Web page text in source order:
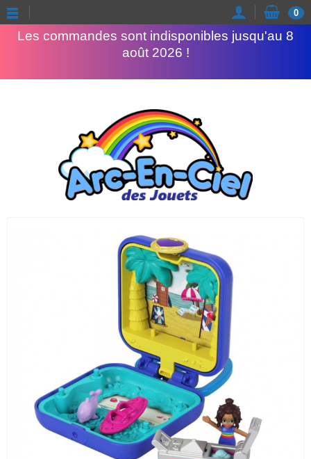
Les commandes sont indisponibles jusqu'au 8
août 2026 !
0